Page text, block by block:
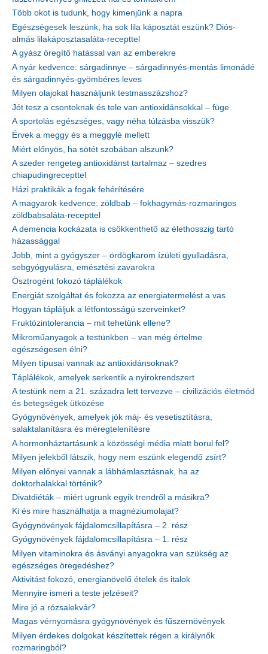
Több okot is tudunk, hogy kimenjünk a napra
Egészségesek leszünk, ha sok lila káposztát eszünk? Diós-
almás lilakáposztasaláta-recepttel
A gyász öregítő hatással van az emberekre
A nyár kedvence: sárgadinnye – sárgadinnyés-mentás limonádé
és sárgadinnyés-gyömbéres leves
Milyen olajokat használjunk testmasszázshoz?
Jót tesz a csontoknak és tele van antioxidánsokkal – füge
A sportolás egészséges, vagy néha túlzásba visszük?
Érvek a meggy és a meggylé mellett
Miért előnyös, ha sötét szobában alszunk?
A szeder rengeteg antioxidánst tartalmaz – szedres
chiapudingrecepttel
Házi praktikák a fogak fehérítésére
A magyarok kedvence: zöldbab – fokhagymás-rozmaringos
zöldbabsaláta-recepttel
A demencia kockázata is csökkenthető az élethosszig tartó
házassággal
Jobb, mint a gyógyszer – ördögkarom ízületi gyulladásra,
sebgyógyulásra, emésztési zavarokra
Ösztrogént fokozó táplálékok
Energiát szolgáltat és fokozza az energiatermelést a vas
Hogyan tápláljuk a létfontosságú szerveinket?
Fruktózintolerancia – mit tehetünk ellene?
Mikroműanyagok a testünkben – van még értelme
egészségesen élni?
Milyen típusai vannak az antioxidánsoknak?
Táplálékok, amelyek serkentik a nyirokrendszert
A testünk nem a 21. századra lett tervezve – civilizációs életmód
és betegségek ütközése
Gyógynövények, amelyek jók máj- és vesetisztításra,
salaktalanításra és méregtelenítésre
A hormonháztartásunk a közösségi média miatt borul fel?
Milyen jelekből látszik, hogy nem eszünk elegendő zsírt?
Milyen előnyei vannak a lábhámlasztásnak, ha az
doktorhalakkal történik?
Divatdiéták – miért ugrunk egyik trendről a másikra?
Ki és mire használhatja a magnéziumolajat?
Gyógynövények fájdalomcsillapításra – 2. rész
Gyógynövények fájdalomcsillapításra – 1. rész
Milyen vitaminokra és ásványi anyagokra van szükség az
egészséges öregedéshez?
Aktivitást fokozó, energianövelő ételek és italok
Mennyire ismeri a teste jelzéseit?
Mire jó a rózsalekvár?
Magas vérnyomásra gyógynövények és fűszernövények
Milyen érdekes dolgokat készítettek régen a királynők
rozmaringból?